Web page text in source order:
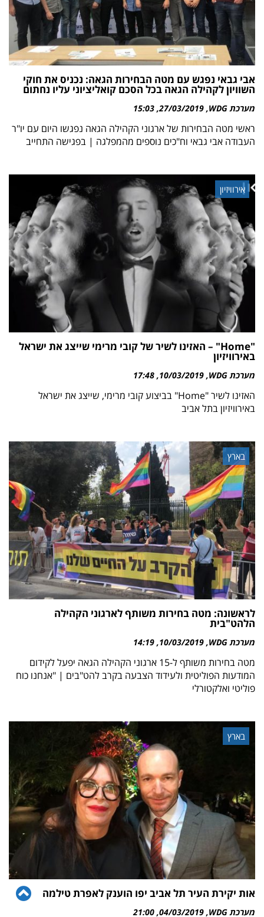
אבי גבאי נפגש עם מטה הבחירות הגאה: נכניס את חוקי
השוויון לקהילה הגאה בכל הסכם קואליציוני עליו נחתום
מערכת WDG 27/03/2019
15:03
ראשי מטה הבחירות של ארגוני הקהילה הגאה נפגשו היום עם יו"ר
העבודה אבי גבאי וח"כים נוספים מהמפלגה | בפגישה התחייב
אירוויזיון
"Home" – האזינו לשיר של קובי מרימי שייצג את ישראל
באירוויזיון
מערכת WDG 10/03/2019
17:48
האזינו לשיר "Home" בביצוע קובי מרימי, שייצג את ישראל
באירוויזיון בתל אביב
בארץ
לראשונה: מטה בחירות משותף לארגוני הקהילה
הלהט"בית
מערכת WDG 10/03/2019
14:19
מטה בחירות משותף ל-15 ארגוני הקהילה הגאה יפעל לקידום
המודעות הפוליטית ולעידוד הצבעה בקרב להט"בים | "אנחנו כוח
פוליטי ואלקטורלי
בארץ
אות יקירת העיר תל אביב יפו הוענק לאפרת טילמה
מערכת WDG 04/03/2019
21:00